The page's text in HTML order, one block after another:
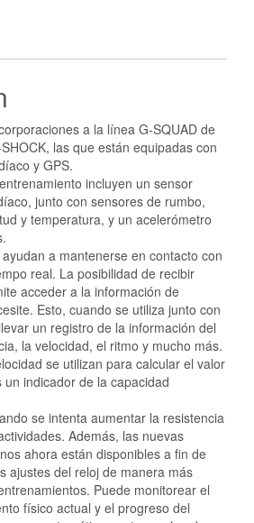
a la línea G-SQUAD de
las que están equipadas con
y GPS.
incluyen un sensor
junto con sensores de rumbo,
y temperatura, y un acelerómetro
a mantenerse en contacto con
real. La posibilidad de recibir
acceder a la información de
Esto, cuando se utiliza junto con
un registro de la información del
la velocidad, el ritmo y mucho más.
se utilizan para calcular el valor
indicador de la capacidad
se intenta aumentar la resistencia
Además, las nuevas
ahora están disponibles a fin de
ajustes del reloj de manera más
Puede monitorear el
físico actual y el progreso del